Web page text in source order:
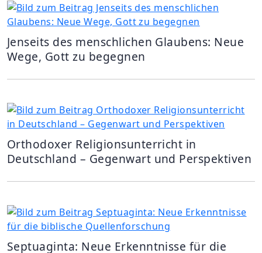
Jenseits des menschlichen Glaubens: Neue
Wege, Gott zu begegnen
Orthodoxer Religionsunterricht in
Deutschland – Gegenwart und Perspektiven
Septuaginta: Neue Erkenntnisse für die